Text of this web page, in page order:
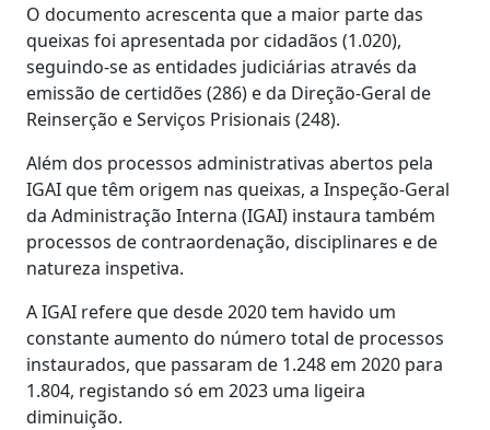
O documento acrescenta que a maior parte das
queixas foi apresentada por cidadãos (1.020),
seguindo-se as entidades judiciárias através da
emissão de certidões (286) e da Direção-Geral de
Reinserção e Serviços Prisionais (248).
Além dos processos administrativas abertos pela
IGAI que têm origem nas queixas, a Inspeção-Geral
da Administração Interna (IGAI) instaura também
processos de contraordenação, disciplinares e de
natureza inspetiva.
A IGAI refere que desde 2020 tem havido um
constante aumento do número total de processos
instaurados, que passaram de 1.248 em 2020 para
1.804, registando só em 2023 uma ligeira
diminuição.